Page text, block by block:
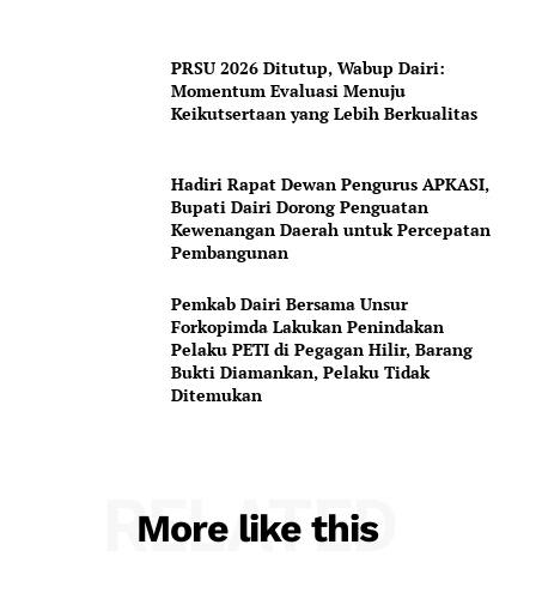
PRSU 2026 Ditutup, Wabup Dairi:
Momentum Evaluasi Menuju
Keikutsertaan yang Lebih Berkualitas
Hadiri Rapat Dewan Pengurus APKASI,
Bupati Dairi Dorong Penguatan
Kewenangan Daerah untuk Percepatan
Pembangunan
Pemkab Dairi Bersama Unsur
Forkopimda Lakukan Penindakan
Pelaku PETI di Pegagan Hilir, Barang
Bukti Diamankan, Pelaku Tidak
Ditemukan
More like this
RELATED